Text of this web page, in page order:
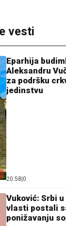
vesti
Eparhija
Aleksandru
za podršku
jedinstvu
20:58 0
Vuković: Srbi
vlasti postali
ponižavanju